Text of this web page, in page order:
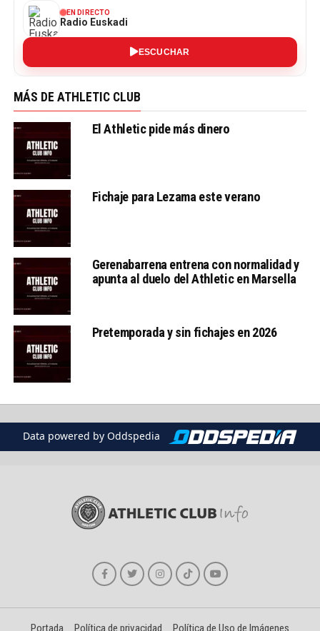
EN DIRECTO
Radio Euskadi
ESCUCHAR
MÁS DE ATHLETIC CLUB
El Athletic pide más dinero
Fichaje para Lezama este verano
Gerenabarrena entrena con normalidad y
apunta al duelo del Athletic en Marsella
Pretemporada y sin fichajes en 2026
Data powered by Oddspedia
Portada Política de privacidad Política de Uso de Imágenes